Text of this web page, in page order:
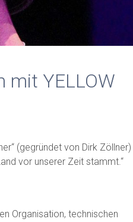
mit YELLOW
(gegründet von Dirk Zöllner)
vor unserer Zeit stammt.“
Organisation, technischen